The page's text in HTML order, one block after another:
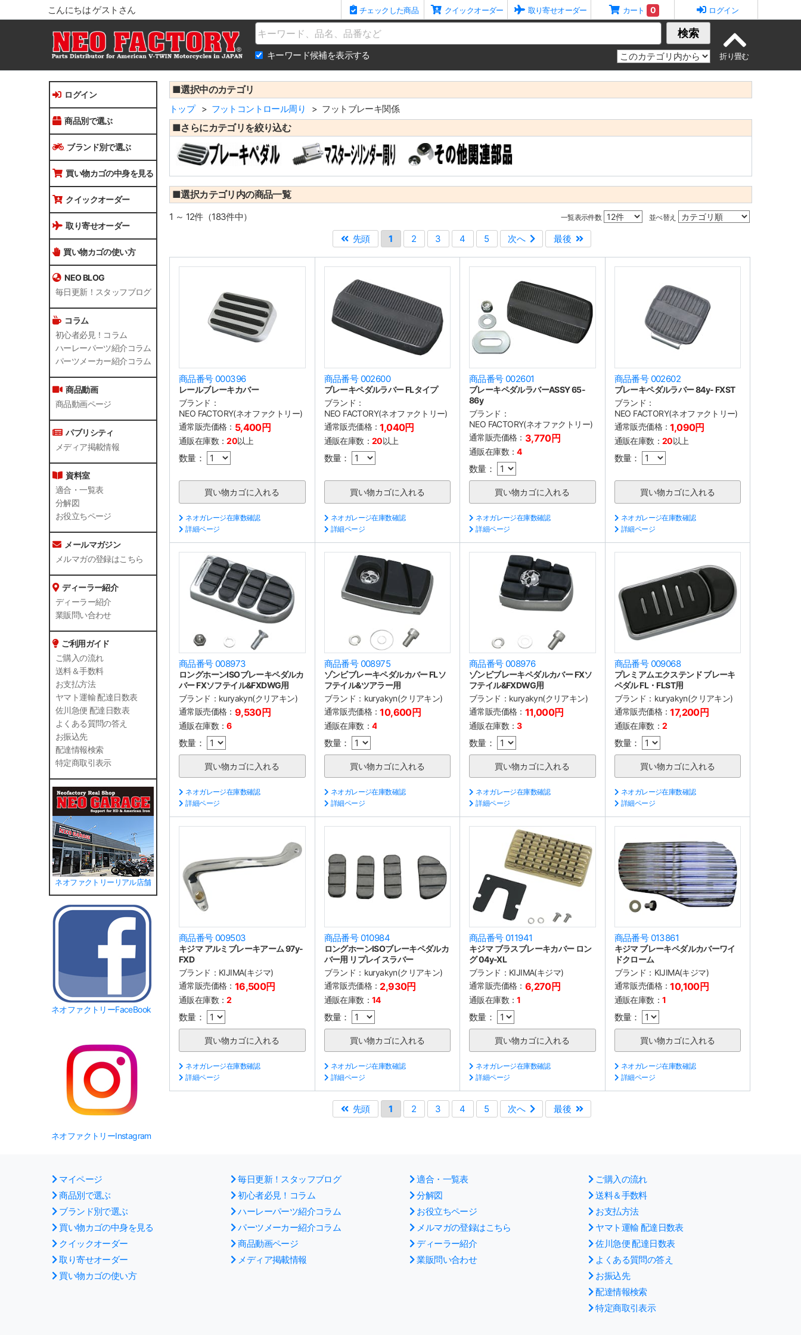
こんにちは ゲストさん チェックした商品 クイックオーダー 取り寄せオーダー カート 0 ログイン
Name 検索
キーワード候補を表示する
ログイン
商品別で選ぶ
ブランド別で選ぶ
買い物カゴの中身を見る
クイックオーダー
取り寄せオーダー
買い物カゴの使い方
NEO BLOG
毎日更新！スタッフブログ
コラム
初心者必見！コラム
ハーレーパーツ紹介コラム
パーツメーカー紹介コラム
商品動画
商品動画ページ
パブリシティ
メディア掲載情報
資料室
適合・一覧表
分解図
お役立ちページ
メールマガジン
メルマガの登録はこちら
ディーラー紹介
ディーラー紹介
業販問い合わせ
ご利用ガイド
ご購入の流れ
送料＆手数料
お支払方法
ヤマト運輸 配達日数表
佐川急便 配達日数表
よくある質問の答え
お振込先
配達情報検索
特定商取引表示
ネオファクトリーリアル店舗
ネオファクトリーFaceBook
ネオファクトリーInstagram
■選択中のカテゴリ
トップ フットコントロール周り フットブレーキ関係
■さらにカテゴリを絞り込む
■選択カテゴリ内の商品一覧
一覧表示件数 並べ替え
1 ～ 12件（183件中）
先頭
1 2 3 4 5 次へ 最後
商品番号 000396
レールブレーキカバー
ブランド：
NEO FACTORY(ネオファクトリー)
通常販売価格： 5,400円
通販在庫数：20以上
数量：
ネオガレージ在庫数確認
詳細ページ
商品番号 002600
ブレーキペダルラバー FLタイプ
ブランド：
NEO FACTORY(ネオファクトリー)
通常販売価格：1,040円
通販在庫数： 20以上
数量：
ネオガレージ在庫数確認
詳細ページ
商品番号 002601
ブレーキペダルラバーASSY 65-
86y
ブランド：
NEO FACTORY(ネオファクトリー)
通常販売価格： 3,770円
通販在庫数：4
数量：
ネオガレージ在庫数確認
詳細ページ
商品番号 002602
ブレーキペダルラバー 84y- FXST
ブランド：
NEO FACTORY(ネオファクトリー)
通常販売価格：1,090円
通販在庫数： 20以上
数量：
ネオガレージ在庫数確認
詳細ページ
商品番号 008973
ロングホーンISOブレーキペダルカ
バー FXソフテイル&FXDWG用
ブランド： kuryakyn(クリアキン)
通常販売価格： 9,530円
通販在庫数：6
数量：
ネオガレージ在庫数確認
詳細ページ
商品番号 008975
ゾンビブレーキペダルカバー FLソ
フテイル&ツアラー用
ブランド： kuryakyn(クリアキン)
通常販売価格：10,600円
通販在庫数： 4
数量：
ネオガレージ在庫数確認
詳細ページ
商品番号 008976
ゾンビブレーキペダルカバー FXソ
フテイル&FXDWG用
ブランド： kuryakyn(クリアキン)
通常販売価格： 11,000円
通販在庫数：3
数量：
ネオガレージ在庫数確認
詳細ページ
商品番号 009068
プレミアムエクステンド ブレーキ
ペダル FL・FLST用
ブランド： kuryakyn(クリアキン)
通常販売価格：17,200円
通販在庫数： 2
数量：
ネオガレージ在庫数確認
詳細ページ
商品番号 009503
キジマ アルミブレーキアーム 97y-
FXD
ブランド： KIJIMA(キジマ)
通常販売価格： 16,500円
通販在庫数：2
数量：
ネオガレージ在庫数確認
詳細ページ
商品番号 010984
ロングホーンISOブレーキペダルカ
バー用 リプレイスラバー
ブランド： kuryakyn(クリアキン)
通常販売価格： 2,930円
通販在庫数： 14
数量：
ネオガレージ在庫数確認
詳細ページ
商品番号 011941
キジマ ブラスブレーキカバー ロン
グ 04y-XL
ブランド： KIJIMA(キジマ)
通常販売価格： 6,270円
通販在庫数：1
数量：
ネオガレージ在庫数確認
詳細ページ
商品番号 013861
キジマ ブレーキペダルカバーワイ
ドクローム
ブランド： KIJIMA(キジマ)
通常販売価格：10,100円
通販在庫数： 1
数量：
ネオガレージ在庫数確認
詳細ページ
先頭 1 2 3 4 5 次へ 最後
マイページ
商品別で選ぶ
ブランド別で選ぶ
買い物カゴの中身を見る
クイックオーダー
取り寄せオーダー
買い物カゴの使い方
毎日更新！スタッフブログ
初心者必見！コラム
ハーレーパーツ紹介コラム
パーツメーカー紹介コラム
商品動画ページ
メディア掲載情報
適合・一覧表
分解図
お役立ちページ
メルマガの登録はこちら
ディーラー紹介
業販問い合わせ
ご購入の流れ
送料＆手数料
お支払方法
ヤマト運輸 配達日数表
佐川急便 配達日数表
よくある質問の答え
お振込先
配達情報検索
特定商取引表示